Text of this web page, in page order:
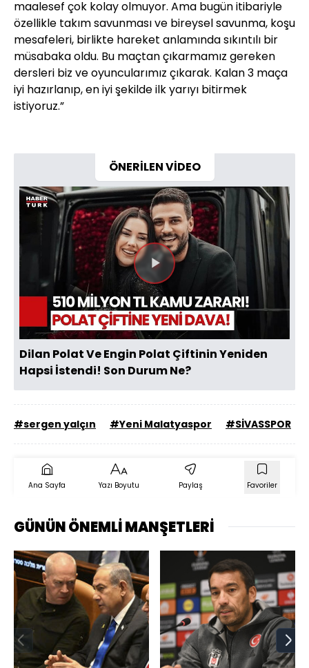
maalesef çok kolay olmuyor. Ama bugün itibariyle
özellikle takım savunması ve bireysel savunma, koşu
mesafeleri, birlikte hareket anlamında sıkıntılı bir
müsabaka oldu. Bu maçtan çıkarmamız gereken
dersleri biz ve oyuncularımız çıkarak. Kalan 3 maça
iyi hazırlanıp, en iyi şekilde ilk yarıyı bitirmek
istiyoruz.”
ÖNERİLEN VİDEO
Videoyu
Oynat
Dilan Polat Ve Engin Polat Çiftinin Yeniden
Hapsi İstendi! Son Durum Ne?
#sergen yalçın #Yeni Malatyaspor #SİVASSPOR
Ana Sayfa Yazı Boyutu Paylaş Favoriler
GÜNÜN ÖNEMLİ MANŞETLERİ